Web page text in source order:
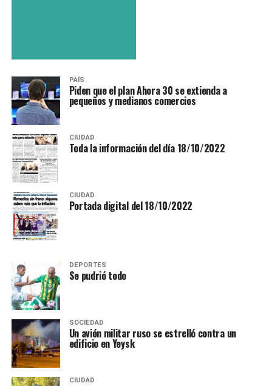
PAÍS
Piden que el plan Ahora 30 se extienda a
pequeños y medianos comercios
CIUDAD
Toda la información del día 18/10/2022
CIUDAD
Portada digital del 18/10/2022
DEPORTES
Se pudrió todo
SOCIEDAD
Un avión militar ruso se estrelló contra un
edificio en Yeysk
CIUDAD